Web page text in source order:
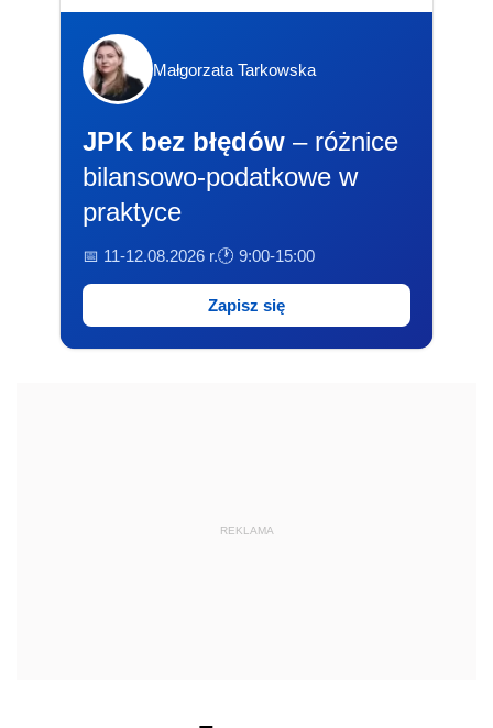
Małgorzata Tarkowska
JPK bez błędów – różnice
bilansowo-podatkowe w
praktyce
📅 11-12.08.2026 r.🕐 9:00-15:00
Zapisz się
REKLAMA